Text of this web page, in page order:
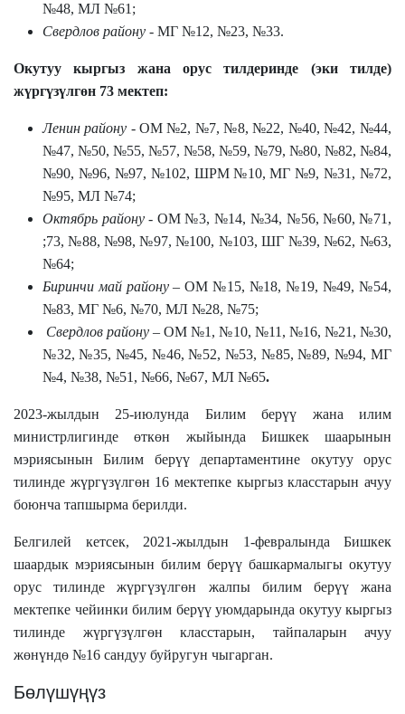
№48, МЛ №61;
Свердлов району - МГ №12, №23, №33.
Окутуу кыргыз жана орус тилдеринде (эки тилде)
жүргүзүлгөн 73 мектеп:
Ленин району - ОМ №2, №7, №8, №22, №40, №42, №44,
№47, №50, №55, №57, №58, №59, №79, №80, №82, №84,
№90, №96, №97, №102, ШРМ №10, МГ №9, №31, №72,
№95, МЛ №74;
Октябрь району- ОМ №3, №14, №34, №56, №60, №71,
;73, №88, №98, №97, №100, №103, ШГ №39, №62, №63,
№64;
Биринчи май району– ОМ №15, №18, №19, №49, №54,
№83, МГ №6, №70, МЛ №28, №75;
Свердлов району – ОМ №1, №10, №11, №16, №21, №30,
№32, №35, №45, №46, №52, №53, №85, №89, №94, МГ
№4, №38, №51, №66, №67, МЛ №65.
2023-жылдын 25-июлунда Билим берүү жана илим
министрлигинде өткөн жыйында Бишкек шаарынын
мэриясынын Билим берүү департаментине окутуу орус
тилинде жүргүзүлгөн 16 мектепке кыргыз класстарын ачуу
боюнча тапшырма берилди.
Белгилей кетсек, 2021-жылдын 1-февралында Бишкек
шаардык мэриясынын билим берүү башкармалыгы окутуу
орус тилинде жүргүзүлгөн жалпы билим берүү жана
мектепке чейинки билим берүү уюмдарында окутуу кыргыз
тилинде жүргүзүлгөн класстарын, тайпаларын ачуу
жөнүндө №16 сандуу буйругун чыгарган.
Бөлүшүңүз